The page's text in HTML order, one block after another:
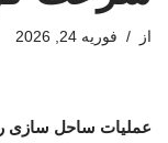
از فوریه 24, 2026
عملیات ساحل سازی